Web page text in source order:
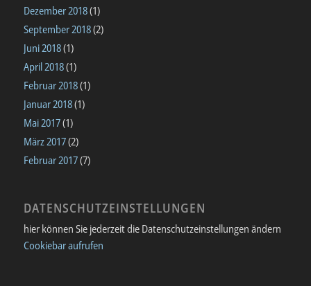
Dezember 2018(1)
September 2018(2)
Juni 2018(1)
April 2018(1)
Februar 2018(1)
Januar 2018(1)
Mai 2017(1)
März 2017(2)
Februar 2017(7)
DATENSCHUTZEINSTELLUNGEN
hier können Sie jederzeit die Datenschutzeinstellungen ändern
Cookiebar aufrufen